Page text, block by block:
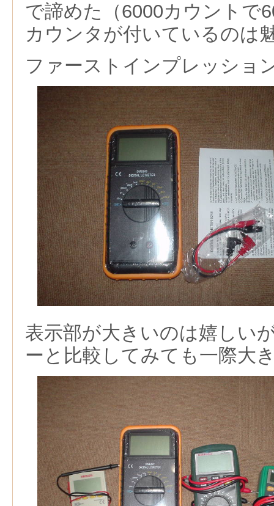
で諦めた（6000カウントで
カウンタが付いているのは
ファーストインプレッショ
表示部が大きいのは嬉しい
ーと比較してみても一際大